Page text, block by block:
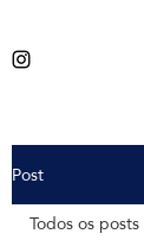
Post
Todos os posts